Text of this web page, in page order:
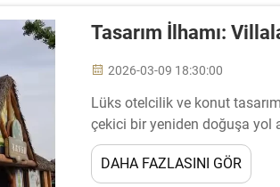
Tasarım İlhamı:
2026-03-09 18:30:00
Lüks otelcilik ve konut
çekici bir yeniden doğuşa yol
örtülerinin otantik estetiğine
DAHA FAZLASINI GÖR